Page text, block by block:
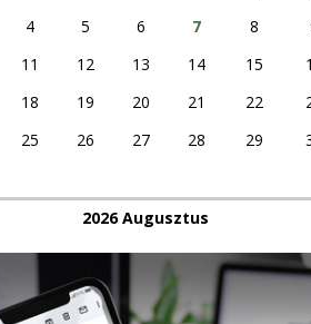
4 5 6 7 8
11 12 13 14 15
18 19 20 21 22
25 26 27 28 29
2026 Augusztus